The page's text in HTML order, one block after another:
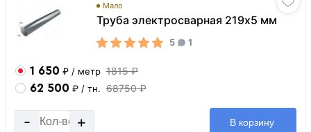
Мало
Труба электросварная 219х5 мм
5 1
1 650 ₽ / метр 1815 ₽
62 500 ₽ / тн. 68750 ₽
- + В корзину